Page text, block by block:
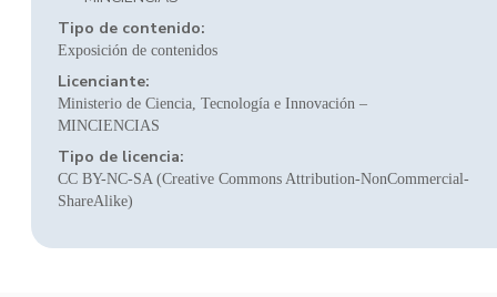
Tipo de contenido:
Exposición de contenidos
Licenciante:
Ministerio de Ciencia, Tecnología e Innovación –
MINCIENCIAS
Tipo de licencia:
CC BY-NC-SA (Creative Commons Attribution-NonCommercial-
ShareAlike)